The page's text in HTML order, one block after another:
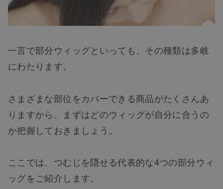
一言で部分ウィッグといっても、その種類は多岐
にわたります。
さまざまな部位をカバーできる商品がたくさんあ
りますから、まずはどのウィッグが自分に合うの
か把握しておきましょう。
ここでは、つむじを隠せる代表的な4つの部分ウィ
ッグをご紹介します。